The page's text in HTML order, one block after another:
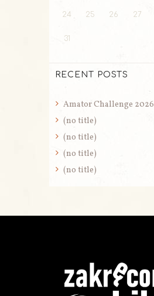
24 25 26 27
31
RECENT POSTS
Amator Challenge 2026
(no title)
(no title)
(no title)
(no title)